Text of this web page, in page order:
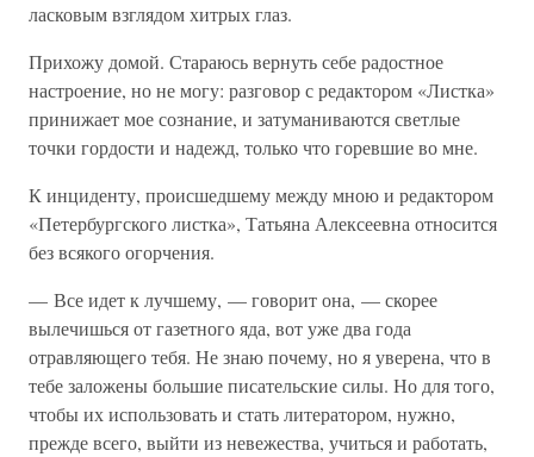
ласковым взглядом хитрых глаз.
Прихожу домой. Стараюсь вернуть себе радостное
настроение, но не могу: разговор с редактором «Листка»
принижает мое сознание, и затуманиваются светлые
точки гордости и надежд, только что горевшие во мне.
К инциденту, происшедшему между мною и редактором
«Петербургского листка», Татьяна Алексеевна относится
без всякого огорчения.
— Все идет к лучшему, — говорит она, — скорее
вылечишься от газетного яда, вот уже два года
отравляющего тебя. Не знаю почему, но я уверена, что в
тебе заложены большие писательские силы. Но для того,
чтобы их использовать и стать литератором, нужно,
прежде всего, выйти из невежества, учиться и работать,